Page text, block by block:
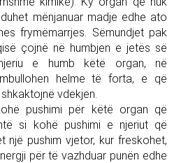
mënjanuar madje edhe ato
frymëmarrjes. Sëmundjet pak
çojnë në humbjen e jetës së
e humb këtë organ, në
helme të forta, e që
vdekjen.
pushimi për këtë organ që
si kohë pushimi e njeriut që
një pushim vjetor, kur freskohet,
për të vazhduar punën edhe